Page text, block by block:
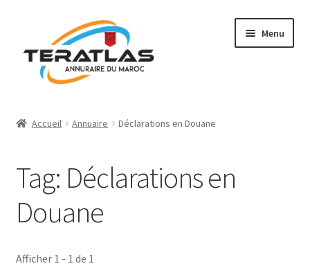
navigation
contenu
Menu
Annuaire
Régions et villes
Mon compte
Accueil Annuaire Déclarations en Douane
Tag: Déclarations en
Douane
Afficher 1 - 1 de 1